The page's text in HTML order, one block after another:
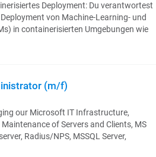
Deployment: Du verantwortest
von Machine-Learning- und
in containerisierten Umgebungen wie
(m/f)
our Microsoft IT Infrastructure,
of Servers and Clients, MS
Radius/NPS, MSSQL Server,